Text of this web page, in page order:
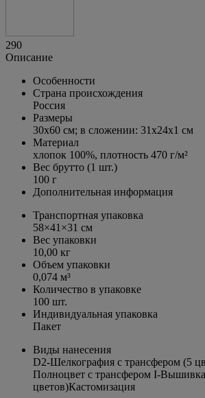
290
Описание
Особенности
Страна происхождения
Россия
Размеры
30х60 см; в сложении: 31х24х1 см
Материал
хлопок 100%, плотность 470 г/м²
Вес брутто (1 шт.)
100 г
Дополнительная информация
Транспортная упаковка
58×41×31 см
Вес упаковки
10,00 кг
Объем упаковки
0,074 м³
Количество в упаковке
100 шт.
Индивидуальная упаковка
Пакет
Виды нанесения
D2-Шелкография с трансфером (5
Полноцвет с трансфером I-
цветов)Кастомизация